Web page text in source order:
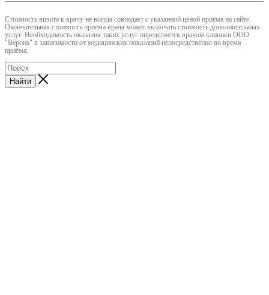
Cтоимость визита к врачу не всегда совпадает с указанной ценой приёма на сайте.
Окончательная стоимость приема врача может включать стоимость дополнительных
услуг. Необходимость оказания таких услуг определяется врачом клиники ООО
"Верона" в зависимости от медицинских показаний непосредственно во время
приёма.
Найти